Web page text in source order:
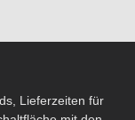
Lieferzeiten für